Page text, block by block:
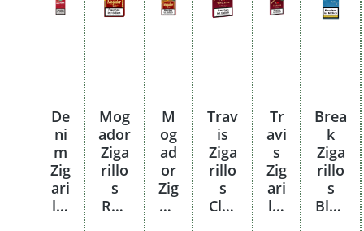
De
ni
m
Zig
ari
llo
Mog
ador
Ziga
rillo
s
Red
M
og
ad
or
Zig
ari
Trav
is
Ziga
rillo
s
Clas
Tr
avi
s
Zig
ari
llo
Brea
k
Ziga
rillo
s
Blue